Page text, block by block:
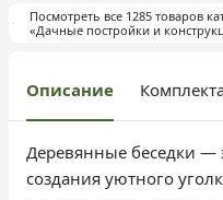
Посмотреть все 1285 товаров
«Дачные постройки и
Описание
Деревянные беседки —
создания уютного